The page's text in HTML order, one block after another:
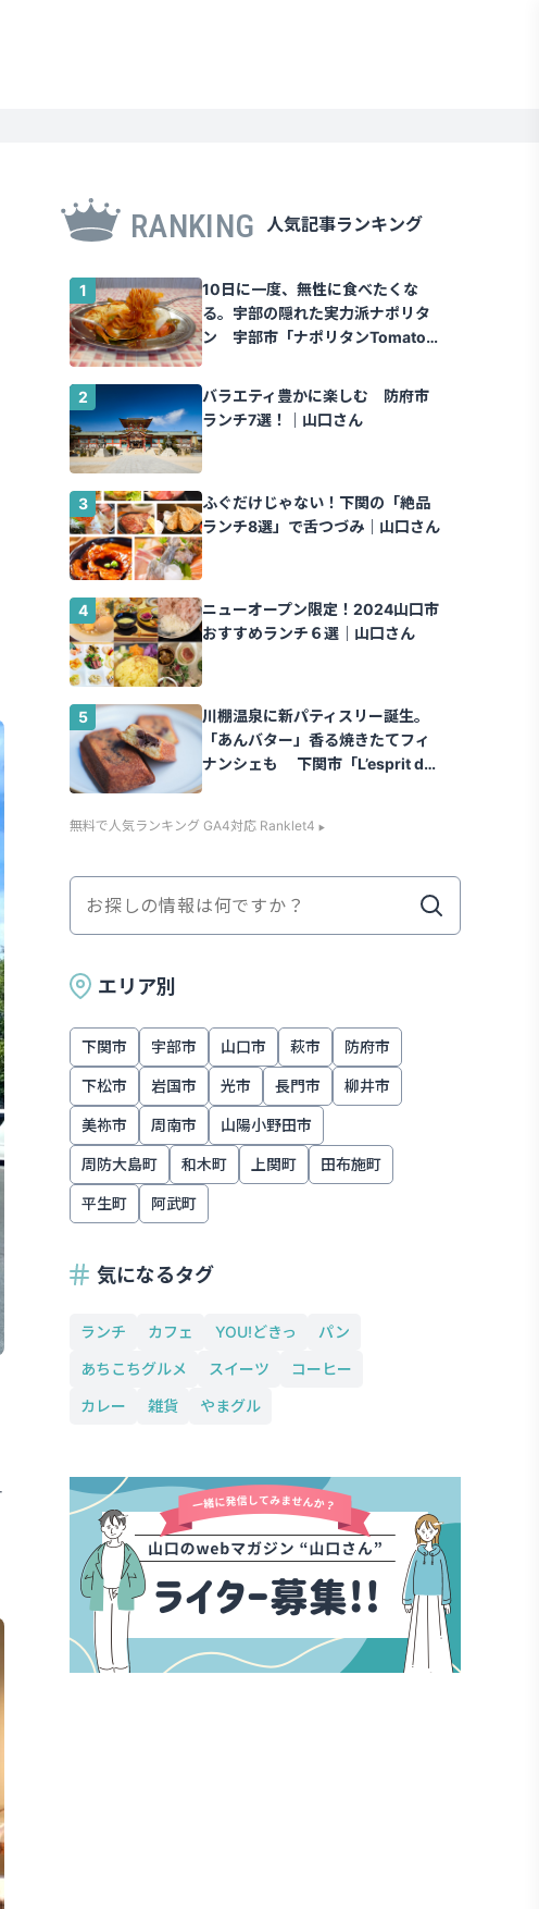
RANKING 人気記事ランキング
10日に一度、無性に食べたくな
る。宇部の隠れた実力派ナポリタ
ン 宇部市「ナポリタンTomato」
バラエティ豊かに楽しむ 防府市
ランチ7選！｜山口さん
ふぐだけじゃない！下関の「絶品
ランチ8選」で舌つづみ｜山口さん
ニューオープン限定！2024山口市
おすすめランチ６選｜山口さん
川棚温泉に新パティスリー誕生。
「あんバター」香る焼きたてフィ
ナンシェも 下関市「L’esprit de
無料で人気ランキング GA4対応 Ranklet4
エリア別
下関市 宇部市 山口市 萩市 防府市
下松市 岩国市 光市 長門市 柳井市
美祢市 周南市 山陽小野田市
周防大島町 和木町 上関町 田布施町
平生町 阿武町
気になるタグ
ランチ カフェ YOU!どきっ
パン
あちこちグルメ
スイーツ
コーヒー
カレー
雑貨 やまグル